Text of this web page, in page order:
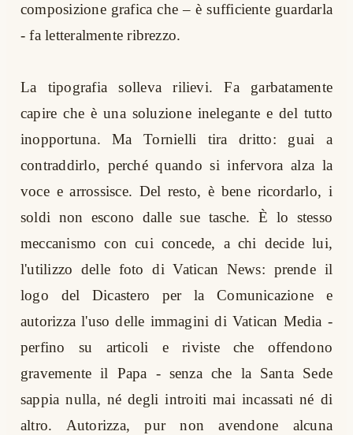
composizione grafica che – è sufficiente guardarla
- fa letteralmente ribrezzo.
La tipografia solleva rilievi. Fa garbatamente
capire che è una soluzione inelegante e del tutto
inopportuna. Ma Tornielli tira dritto: guai a
contraddirlo, perché quando si infervora alza la
voce e arrossisce. Del resto, è bene ricordarlo, i
soldi non escono dalle sue tasche. È lo stesso
meccanismo con cui concede, a chi decide lui,
l'utilizzo delle foto di Vatican News: prende il
logo del Dicastero per la Comunicazione e
autorizza l'uso delle immagini di Vatican Media -
perfino su articoli e riviste che offendono
gravemente il Papa - senza che la Santa Sede
sappia nulla, né degli introiti mai incassati né di
altro. Autorizza, pur non avendone alcuna